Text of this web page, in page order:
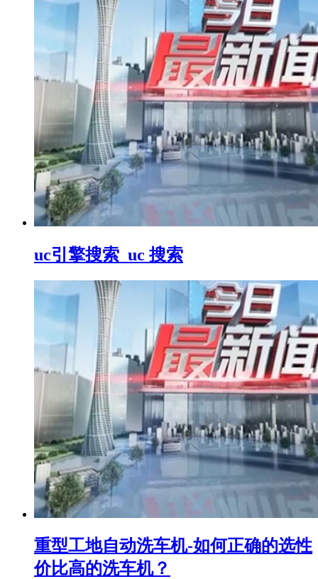
uc引擎搜索_uc 搜索
重型工地自动洗车机-如何正确的选性
价比高的洗车机？